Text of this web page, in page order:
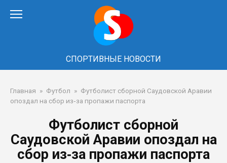
СПОРТИВНЫЕ НОВОСТИ
Главная » Футбол » Футболист сборной Саудовской Аравии
опоздал на сбор из‑за пропажи паспорта
Футболист сборной
Саудовской Аравии опоздал на
сбор из‑за пропажи паспорта